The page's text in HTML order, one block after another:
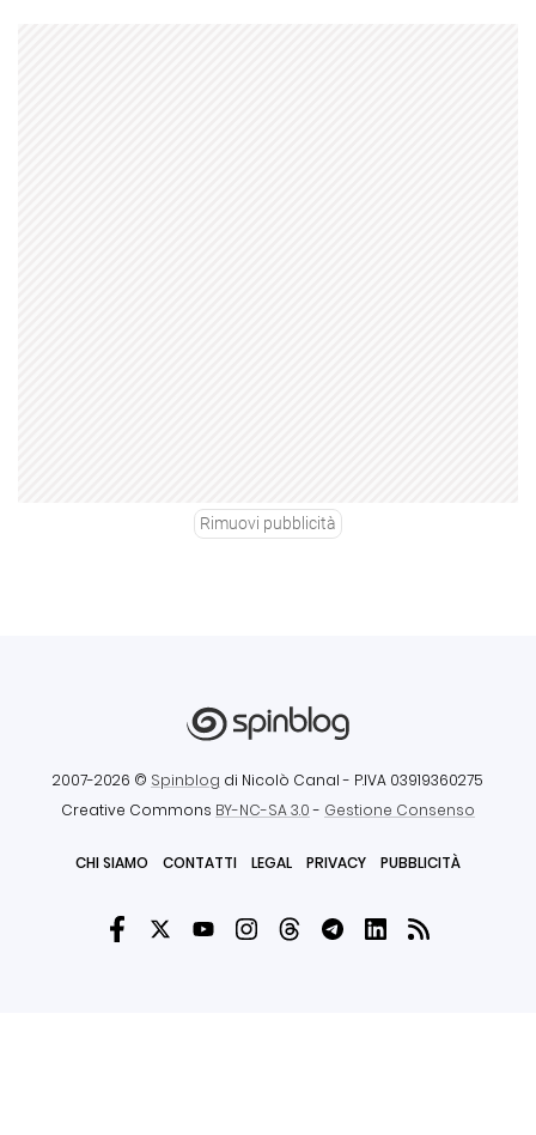
Rimuovi pubblicità
2007-2026 © Spinblog di Nicolò Canal - P.IVA 03919360275
Creative Commons BY-NC-SA 3.0- Gestione Consenso
CHI SIAMO CONTATTI LEGAL PRIVACY PUBBLICITÀ